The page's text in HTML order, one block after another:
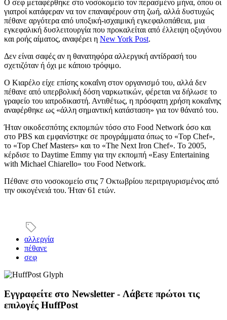
Ο σεφ μεταφέρθηκε στο νοσοκομείο τον περασμένο μήνα, όπου οι
γιατροί κατάφεραν να τον επαναφέρουν στη ζωή, αλλά δυστυχώς
πέθανε αργότερα από υποξική-ισχαιμική εγκεφαλοπάθεια, μια
εγκεφαλική δυσλειτουργία που προκαλείται από έλλειψη οξυγόνου
και ροής αίματος, αναφέρει η New York Post.
Δεν είναι σαφές αν η θανατηφόρα αλλεργική αντίδρασή του
σχετιζόταν ή όχι με κάποιο τρόφιμο.
Ο Κιαρέλο είχε επίσης κοκαΐνη στον οργανισμό του, αλλά δεν
πέθανε από υπερβολική δόση ναρκωτικών, φέρεται να δήλωσε το
γραφείο του ιατροδικαστή. Αντιθέτως, η πρόσφατη χρήση κοκαΐνης
αναφέρθηκε ως «άλλη σημαντική κατάσταση» για τον θάνατό του.
Ήταν οικοδεσπότης εκπομπών τόσο στο Food Network όσο και
στο PBS και εμφανίστηκε σε προγράμματα όπως το «Top Chef»,
το «Top Chef Masters» και το «The Next Iron Chef». Το 2005,
κέρδισε το Daytime Emmy για την εκπομπή «Easy Entertaining
with Michael Chiarello» του Food Network.
Πέθανε στο νοσοκομείο στις 7 Οκτωβρίου περιτριγυρισμένος από
την οικογένειά του. Ήταν 61 ετών.
αλλεργία
πέθανε
σεφ
Εγγραφείτε στο Newsletter - Λάβετε πρώτοι τις
επιλογές HuffPost